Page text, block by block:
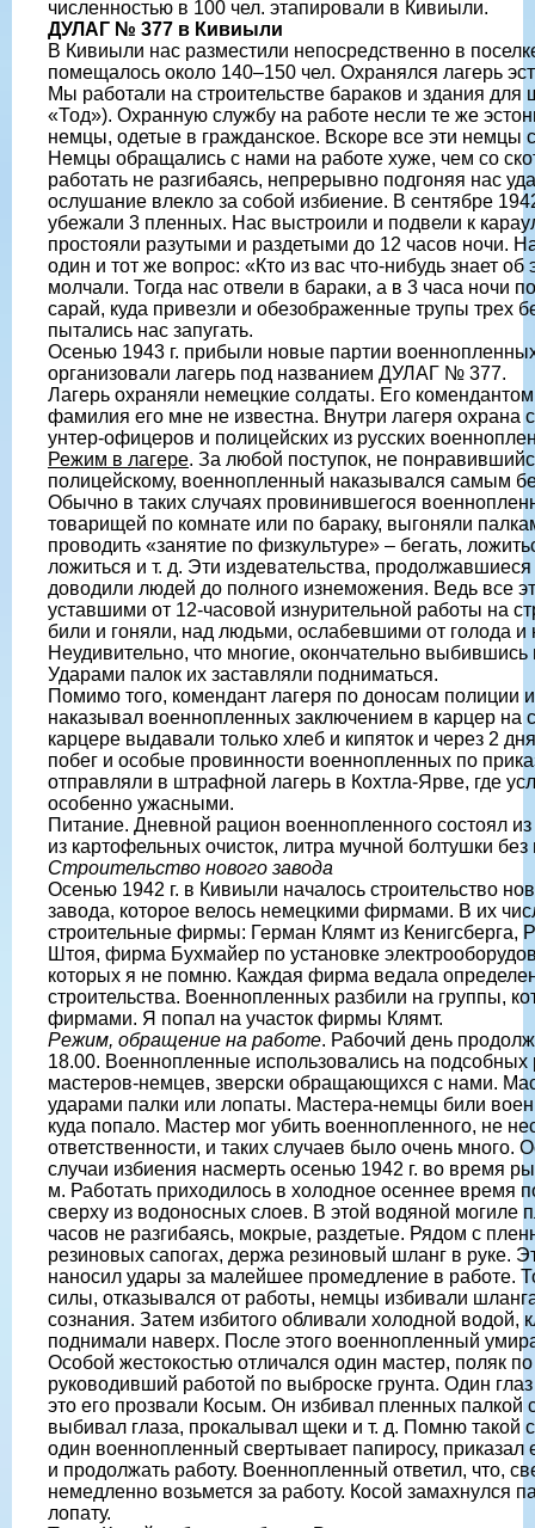
численностью в 100 чел. этапировали в Кивиыли.
ДУЛАГ № 377 в Кивиыли
В Кивиыли нас разместили непосредственно в
помещалось около 140–150 чел. Охранялся лагерь
Мы работали на строительстве бараков и здания для
«Тод»). Охранную службу на работе несли те же
немцы, одетые в гражданское. Вскоре все эти немцы
Немцы обращались с нами на работе хуже, чем со
работать не разгибаясь, непрерывно подгоняя нас
ослушание влекло за собой избиение. В сентябре
убежали 3 пленных. Нас выстроили и подвели к
простояли разутыми и раздетыми до 12 часов ночи.
один и тот же вопрос: «Кто из вас что-нибудь знает об
молчали. Тогда нас отвели в бараки, а в 3 часа ночи
сарай, куда привезли и обезображенные трупы трех
пытались нас запугать.
Осенью 1943 г. прибыли новые партии
организовали лагерь под названием ДУЛАГ № 377.
Лагерь охраняли немецкие солдаты. Его
фамилия его мне не известна. Внутри лагеря охрана
унтер-офицеров и полицейских из русских
Режим в лагере. За любой поступок, не
полицейскому, военнопленный наказывался самым
Обычно в таких случаях провинившегося
товарищей по комнате или по бараку, выгоняли
проводить «занятие по физкультуре» – бегать,
ложиться и т. д. Эти издевательства,
доводили людей до полного изнеможения. Ведь все
уставшими от 12-часовой изнурительной работы на
били и гоняли, над людьми, ослабевшими от голода и
Неудивительно, что многие, окончательно
Ударами палок их заставляли подниматься.
Помимо того, комендант лагеря по доносам полиции
наказывал военнопленных заключением в карцер на
карцере выдавали только хлеб и кипяток и через 2
побег и особые провинности военнопленных по
отправляли в штрафной лагерь в Кохтла-Ярве, где
особенно ужасными.
Питание. Дневной рацион военнопленного состоял
из картофельных очисток, литра мучной болтушки
Строительство нового завода
Осенью 1942 г. в Кивиыли началось строительство
завода, которое велось немецкими фирмами. В их
строительные фирмы: Герман Клямт из Кенигсберга,
Штоя, фирма Бухмайер по установке
которых я не помню. Каждая фирма ведала
строительства. Военнопленных разбили на группы,
фирмами. Я попал на участок фирмы Клямт.
Режим, обращение на работе. Рабочий день
18.00. Военнопленные использовались на подсобных
мастеров-немцев, зверски обращающихся с нами.
ударами палки или лопаты. Мастера-немцы били
куда попало. Мастер мог убить военнопленного, не
ответственности, и таких случаев было очень
случаи избиения насмерть осенью 1942 г. во время
м. Работать приходилось в холодное осеннее время
сверху из водоносных слоев. В этой водяной могиле
часов не разгибаясь, мокрые, раздетые. Рядом с
резиновых сапогах, держа резиновый шланг в руке.
наносил удары за малейшее промедление в работе.
силы, отказывался от работы, немцы избивали
сознания. Затем избитого обливали холодной водой,
поднимали наверх. После этого военнопленный
Особой жестокостью отличался один мастер, поляк
руководивший работой по выброске грунта. Один
это его прозвали Косым. Он избивал пленных палкой
выбивал глаза, прокалывал щеки и т. д. Помню такой
один военнопленный свертывает папиросу,
и продолжать работу. Военнопленный ответил, что,
немедленно возьмется за работу. Косой замахнулся
лопату.